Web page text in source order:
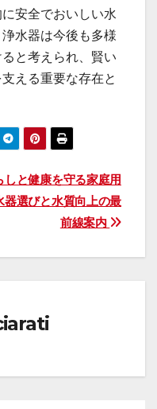
安全でおいしい水
水器は今後も多様
と考えられ、賢い
える重要な存在と
しと健康を守る家庭用
器選びと水質向上の最
前線案内